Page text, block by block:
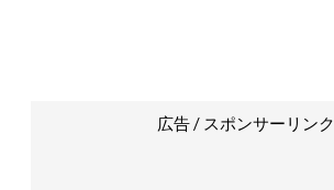
広告 / スポンサーリンク